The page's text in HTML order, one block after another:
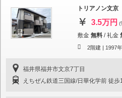
トリアノン文京
3.5万円 (
敷金 無料 /礼金
2階建 | 1997
福井県福井市文京7丁目
えちぜん鉄道三国線/日華化学前 徒歩